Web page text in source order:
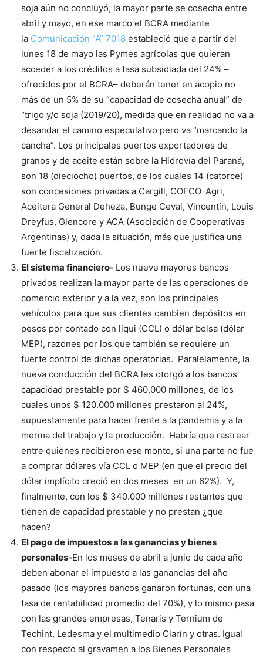
soja aún no concluyó, la mayor parte se cosecha entre
abril y mayo, en ese marco el BCRA mediante
la Comunicación “A” 7018 estableció que a partir del
lunes 18 de mayo las Pymes agrícolas que quieran
acceder a los créditos a tasa subsidiada del 24% –
ofrecidos por el BCRA– deberán tener en acopio no
más de un 5% de su “capacidad de cosecha anual” de
“trigo y/o soja (2019/20), medida que en realidad no va a
desandar el camino especulativo pero va “marcando la
cancha”. Los principales puertos exportadores de
granos y de aceite están sobre la Hidrovía del Paraná,
son 18 (dieciocho) puertos, de los cuales 14 (catorce)
son concesiones privadas a Cargill, COFCO-Agri,
Aceitera General Deheza, Bunge Ceval, Vincentín, Louis
Dreyfus, Glencore y ACA (Asociación de Cooperativas
Argentinas) y, dada la situación, más que justifica una
fuerte fiscalización.
El sistema financiero- Los nueve mayores bancos
privados realizan la mayor parte de las operaciones de
comercio exterior y a la vez, son los principales
vehículos para que sus clientes cambien depósitos en
pesos por contado con liqui (CCL) o dólar bolsa (dólar
MEP), razones por los que también se requiere un
fuerte control de dichas operatorias. Paralelamente, la
nueva conducción del BCRA les otorgó a los bancos
capacidad prestable por $ 460.000 millones, de los
cuales unos $ 120.000 millones prestaron al 24%,
supuestamente para hacer frente a la pandemia y a la
merma del trabajo y la producción. Habría que rastrear
entre quienes recibieron ese monto, si una parte no fue
a comprar dólares vía CCL o MEP (en que el precio del
dólar implícito creció en dos meses en un 62%). Y,
finalmente, con los $ 340.000 millones restantes que
tienen de capacidad prestable y no prestan ¿que
hacen?
El pago de impuestos a las ganancias y bienes
personales-En los meses de abril a junio de cada año
deben abonar el impuesto a las ganancias del año
pasado (los mayores bancos ganaron fortunas, con una
tasa de rentabilidad promedio del 70%), y lo mismo pasa
con las grandes empresas, Tenaris y Ternium de
Techint, Ledesma y el multimedio Clarín y otras. Igual
con respecto al gravamen a los Bienes Personales